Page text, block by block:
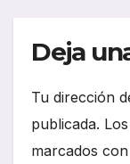
Deja
Tu dirección
publicada.
marcados con